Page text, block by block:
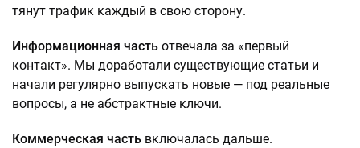
тянут трафик каждый в свою сторону.
Информационная часть отвечала за «первый
контакт». Мы доработали существующие статьи и
начали регулярно выпускать новые — под реальные
вопросы, а не абстрактные ключи.
Коммерческая часть включалась дальше.